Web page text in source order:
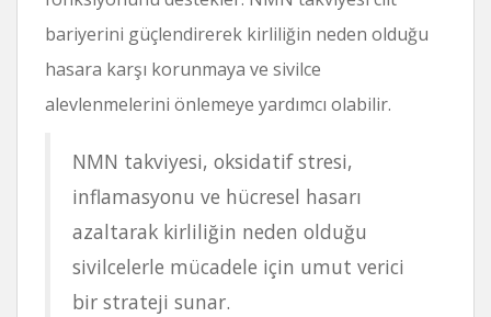
bariyerini güçlendirerek kirliliğin neden olduğu
hasara karşı korunmaya ve sivilce
alevlenmelerini önlemeye yardımcı olabilir.
NMN takviyesi, oksidatif stresi,
inflamasyonu ve hücresel hasarı
azaltarak kirliliğin neden olduğu
sivilcelerle mücadele için umut verici
bir strateji sunar.